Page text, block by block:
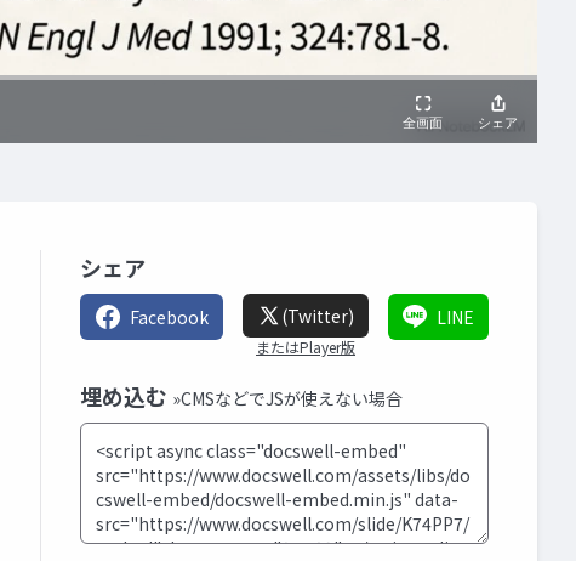
シェア
Facebook (Twitter)
またはPlayer版
LINE
埋め込む »CMSなどでJSが使えない場合